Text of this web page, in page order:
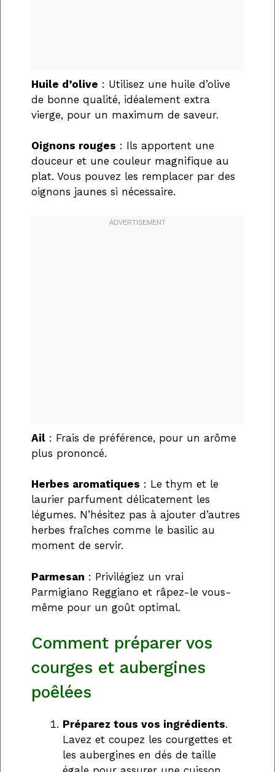
Huile d’olive : Utilisez une huile d’olive
de bonne qualité, idéalement extra
vierge, pour un maximum de saveur.
Oignons rouges : Ils apportent une
douceur et une couleur magnifique au
plat. Vous pouvez les remplacer par des
oignons jaunes si nécessaire.
Ail : Frais de préférence, pour un arôme
plus prononcé.
Herbes aromatiques : Le thym et le
laurier parfument délicatement les
légumes. N’hésitez pas à ajouter d’autres
herbes fraîches comme le basilic au
moment de servir.
Parmesan : Privilégiez un vrai
Parmigiano Reggiano et râpez-le vous-
même pour un goût optimal.
Comment préparer vos
courges et aubergines
poêlées
Préparez tous vos ingrédients.
Lavez et coupez les courgettes et
les aubergines en dés de taille